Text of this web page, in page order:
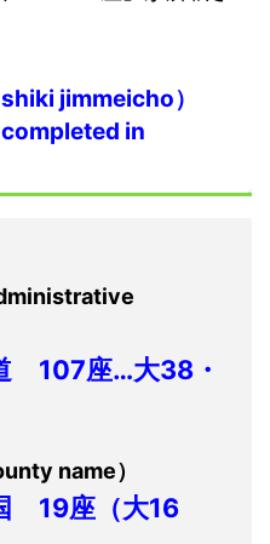
jimmeicho）
in
107座…大38・
name）
19座（大16